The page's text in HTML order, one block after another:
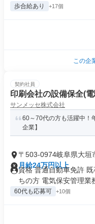
歩合給あり +17個
この企
契約社員
印刷会社の設備保全(
サンメッセ株式会社
60～70代の方も活躍中！
企業】
〒503-0974岐阜県大垣
月給24万円以上
資格 普通自動車免許
ちの方 電気保安管理業
60代も応募可 +10個